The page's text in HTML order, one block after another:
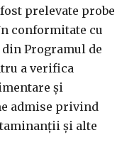
prelevate probe
conformitate cu
Programul de
a verifica
şi
admise privind
şi alte